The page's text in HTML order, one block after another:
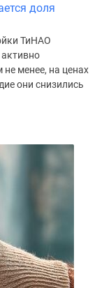
доля
ТиНАО
менее, на ценах
они снизились